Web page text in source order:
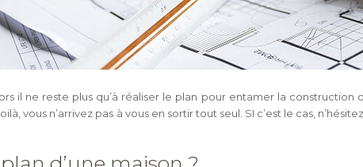
il ne reste plus qu’à réaliser le plan pour entamer la
vous n’arrivez pas à vous en sortir tout seul. SI c’est le cas,